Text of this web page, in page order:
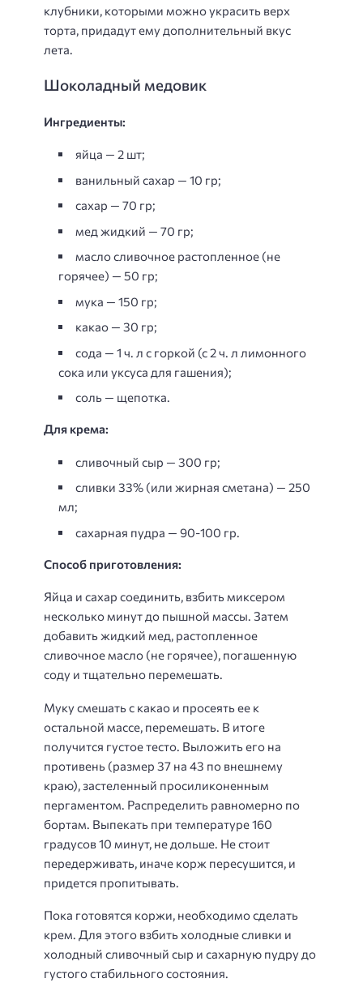
клубники, которыми можно украсить верх
торта, придадут ему дополнительный вкус
лета.
Шоколадный медовик
Ингредиенты:
яйца — 2 шт;
ванильный сахар — 10 гр;
сахар — 70 гр;
мед жидкий — 70 гр;
масло сливочное растопленное (не
горячее) — 50 гр;
мука — 150 гр;
какао — 30 гр;
сода — 1 ч. л с горкой (с 2 ч. л лимонного
сока или уксуса для гашения);
соль — щепотка.
Для крема:
сливочный сыр — 300 гр;
сливки 33% (или жирная сметана) — 250
мл;
сахарная пудра — 90-100 гр.
Способ приготовления:
Яйца и сахар соединить, взбить миксером
несколько минут до пышной массы. Затем
добавить жидкий мед, растопленное
сливочное масло (не горячее), погашенную
соду и тщательно перемешать.
Муку смешать с какао и просеять ее к
остальной массе, перемешать. В итоге
получится густое тесто. Выложить его на
противень (размер 37 на 43 по внешнему
краю), застеленный просиликоненным
пергаментом. Распределить равномерно по
бортам. Выпекать при температуре 160
градусов 10 минут, не дольше. Не стоит
передерживать, иначе корж пересушится, и
придется пропитывать.
Пока готовятся коржи, необходимо сделать
крем. Для этого взбить холодные сливки и
холодный сливочный сыр и сахарную пудру до
густого стабильного состояния.